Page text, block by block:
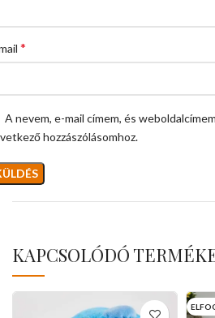
*
A nevem, e-mail címem, és
hozzászólásomhoz.
KAPCSOLÓDÓ